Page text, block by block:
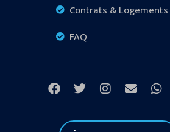
Contrats & Logements
FAQ